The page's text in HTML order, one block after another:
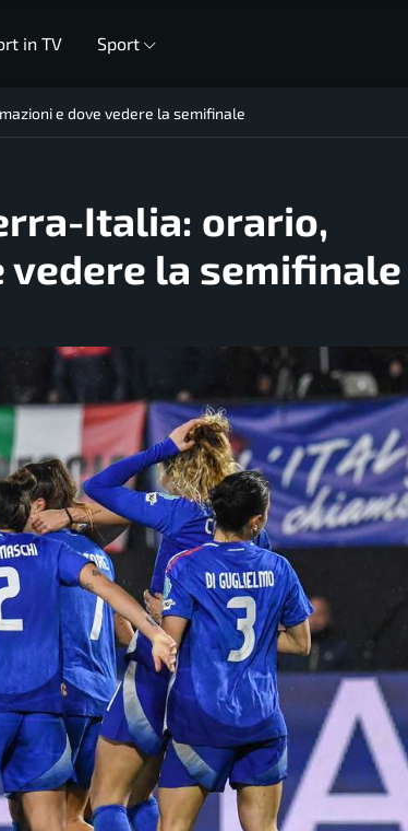
in TV Sport
e dove vedere la semifinale
Italia: orario,
la semifinale